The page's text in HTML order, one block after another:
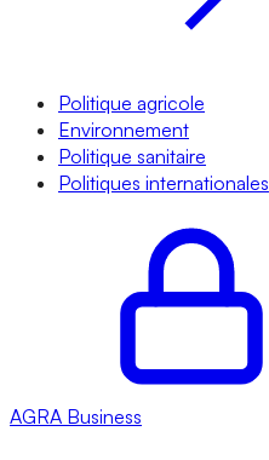
Politique agricole
Environnement
Politique sanitaire
Politiques internationales
AGRA Business